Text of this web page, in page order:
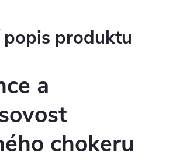
produktu
a
chokeru